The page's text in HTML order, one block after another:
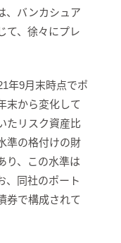
、バンカシュア
て、徐々にプレ
年9月末時点でポ
末から変化して
たリスク資産比
準の格付けの財
り、この水準は
、同社のポート
券で構成されて